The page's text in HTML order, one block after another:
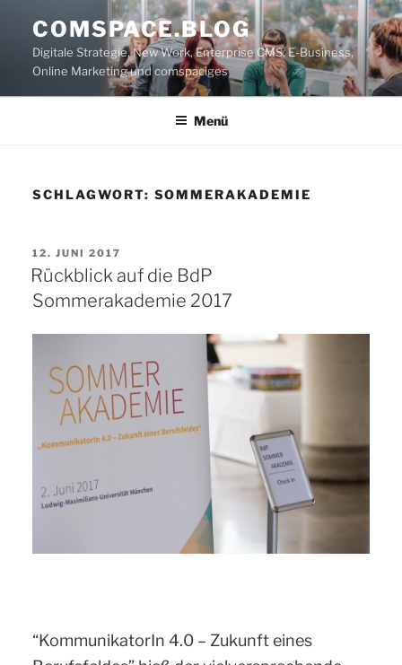
Inhalt
springen
COMSPACE.BLOG
Digitale Strategie, New Work, Enterprise CMS, E-Business,
Online Marketing und comspaciges
Menü
SCHLAGWORT: SOMMERAKADEMIE
VERÖFFENTLICHT
AM
12. JUNI 2017
Rückblick auf die BdP
Sommerakademie 2017
“KommunikatorIn 4.0 – Zukunft eines